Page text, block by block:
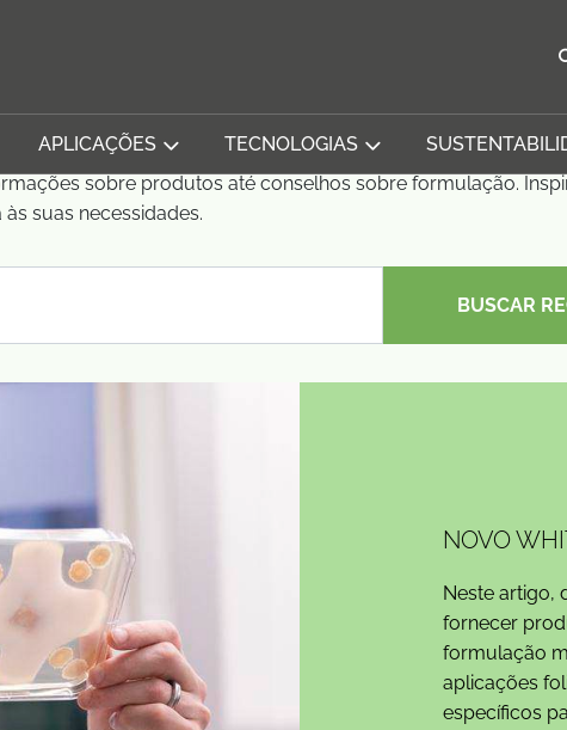
APLICAÇÕES TECNOLOGIAS
sobre produtos até conselhos sobre formulação.
suas necessidades.
BUSCAR
NOVO
Neste artigo,
fornecer
formulação
aplicações
específicos